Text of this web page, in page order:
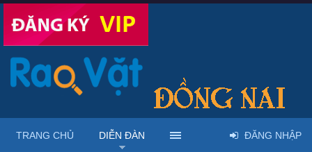
TRANG CHỦ DIỄN ĐÀN ĐĂNG NHẬP